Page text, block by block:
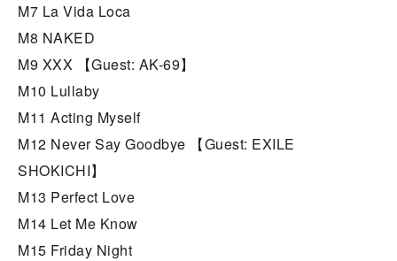
M7 La Vida Loca
M8 NAKED
M9 XXX 【Guest: AK-69】
M10 Lullaby
M11 Acting Myself
M12 Never Say Goodbye 【Guest: EXILE
SHOKICHI】
M13 Perfect Love
M14 Let Me Know
M15 Friday Night